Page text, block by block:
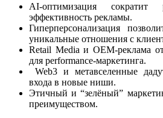
AI-оптимизация
эффективность рекламы.
Гиперперсонализация
уникальные отношения с
Retail Media и OEM-реклама
для performance-маркетинга.
Web3 и метавселенные
входа в новые ниши.
Этичный и “зелёный”
преимуществом.